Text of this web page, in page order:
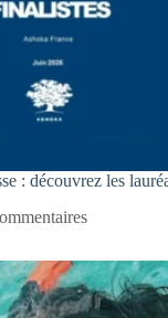
: découvrez les